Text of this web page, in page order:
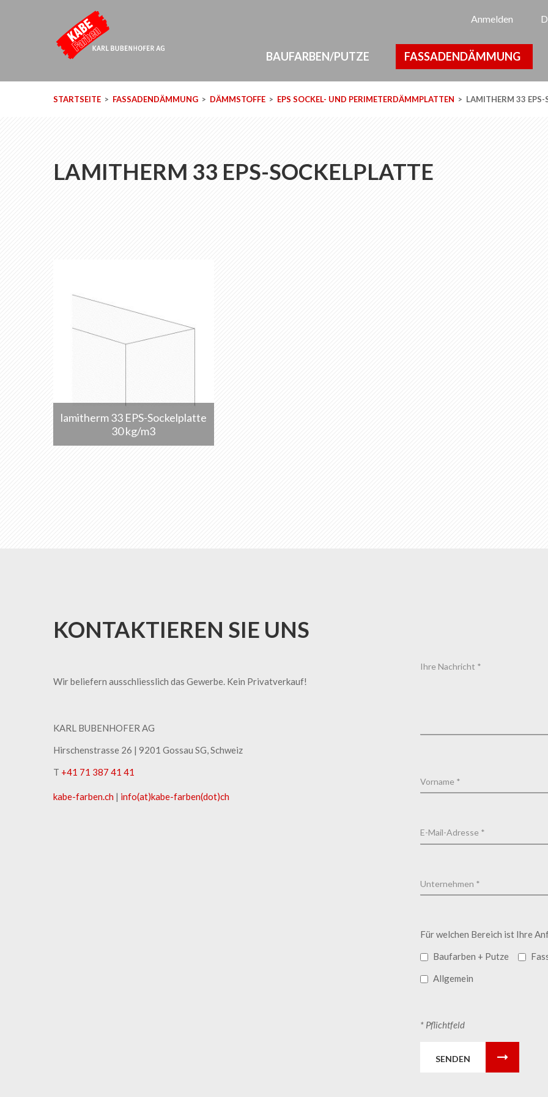
Anmelden
BAUFARBEN/PUTZE FASSADENDÄMMUNG
STARTSEITE FASSADENDÄMMUNG DÄMMSTOFFE EPS SOCKEL- UND PERIMETERDÄMMPLATTEN LAMITHERM 33 EPS-
LAMITHERM 33 EPS-SOCKELPLATTE
lamitherm 33 EPS-Sockelplatte
30 kg/m3
KONTAKTIEREN SIE UNS
Wir beliefern ausschliesslich das Gewerbe. Kein Privatverkauf!
KARL BUBENHOFER AG
Hirschenstrasse 26 | ​9201 Gossau SG, Schweiz
T +41 71 387 41 41
kabe-​farben.ch | info(at)kabe-​farben(dot)ch
Für welchen Bereich ist Ihre
Baufarben + Putze
Allgemein
* Pflichtfeld
SENDEN